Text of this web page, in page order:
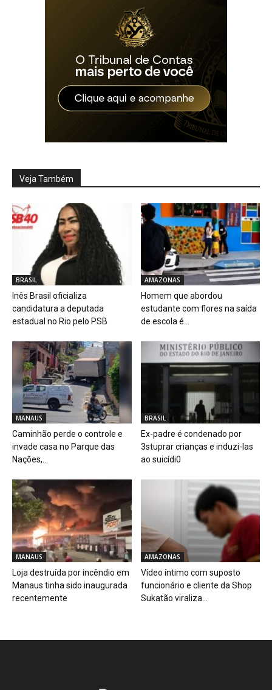
Veja Também
BRASIL
Inês Brasil oficializa
candidatura a deputada
estadual no Rio pelo PSB
AMAZONAS
Homem que abordou
estudante com flores na saída
de escola é...
MANAUS
Caminhão perde o controle e
invade casa no Parque das
Nações,...
BRASIL
Ex-padre é condenado por
3stuprar crianças e induzi-las
ao suicídi0
MANAUS
Loja destruída por incêndio em
Manaus tinha sido inaugurada
recentemente
AMAZONAS
Vídeo íntimo com suposto
funcionário e cliente da Shop
Sukatão viraliza...